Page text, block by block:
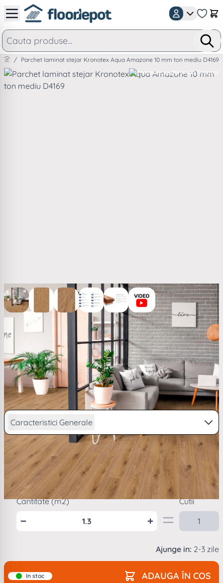
Mergeti la Continut
/ Parchet laminat stejar Kronotex Aqua Amazone 10 mm ton mediu D4169
-5%
View larger image
View larger image
View larger image
View larger image
View larger image
Parchet laminat stejar Kronotex Aqua Amazone 10 mm
ton mediu D4169
(1)
96,56 RON
PRP 101,39 RON
/ m
2
de la 23,74lei/lună în4 rate
Caracteristici Generale
Vezi descriere completa...
Mod
ambalare
cutie = 1.3 m2
Cantitate (m2) Cutii
Ajunge in: 2-3 zile
In stoc ADAUGA ÎN COS